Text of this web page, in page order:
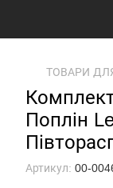
ТОВАРИ
Поплін
Артикул: 00-